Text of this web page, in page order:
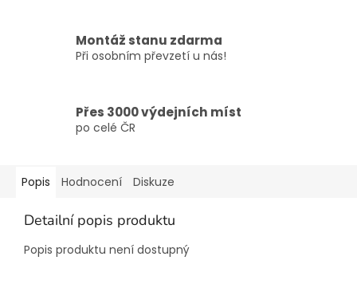
Montáž stanu zdarma
Při osobním převzetí u nás!
Přes 3000 výdejních míst
po celé ČR
Popis Hodnocení Diskuze
Detailní popis produktu
Popis produktu není dostupný